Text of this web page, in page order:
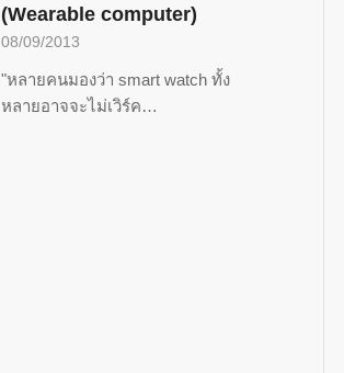
(Wearable computer)
08/09/2013
"หลายคนมองว่า smart watch ทั้ง
หลายอาจจะไม่เวิร์ค…